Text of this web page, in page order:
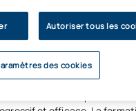
les trois piliers
particulièrement l’accent
et les sciences sociales.
Autoriser tous les
des cookies